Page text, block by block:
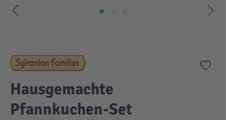
Sicherheit
Krimi / Thriller
Liebesromane
Kuscheltiere
Puppen & Puppenzubehör
DC Comics™ Super Heroes
Disney
Country
Fairies
Zur
Hausgemachte
Pfannkuchen-Set